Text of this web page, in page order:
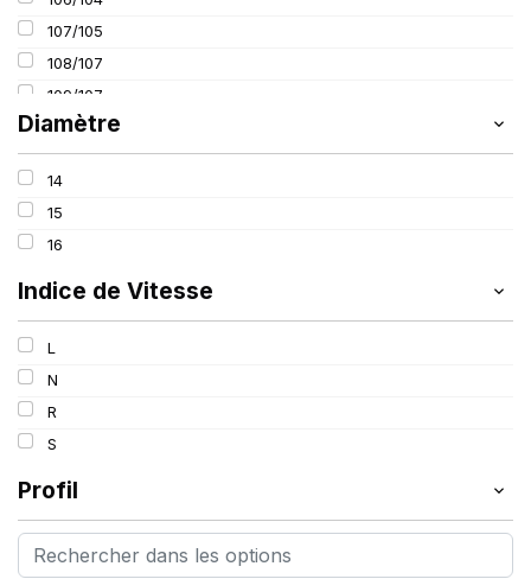
107/105
108/107
109/107
112/110
113/111
117/116
118/116
121/120
Diamètre
14
15
16
Indice de Vitesse
L
N
R
S
Profil